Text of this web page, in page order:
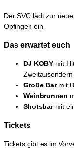
Der SVO lädt zur
Opfingen ein.
Das erwartet euch
DJ KOBY mit
Zweitausendern
Große Barmit
Weinbrunnen
Shotsbar mit
Tickets
Tickets gibt es im